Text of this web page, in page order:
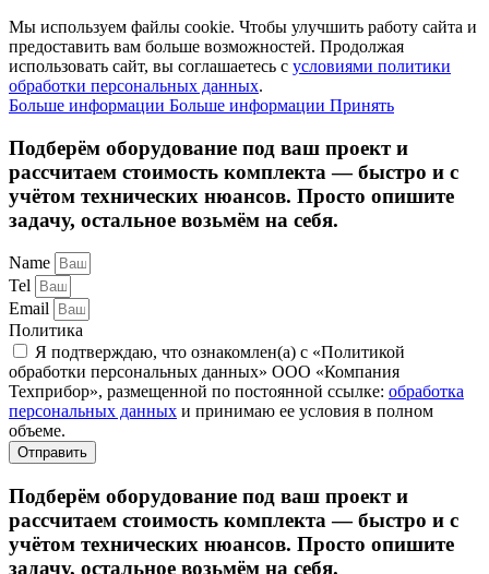
Мы используем файлы cookie. Чтобы улучшить работу сайта и
предоставить вам больше возможностей. Продолжая
использовать сайт, вы соглашаетесь с условиями политики
обработки персональных данных.
Больше информации Больше информации Принять
Подберём оборудование под ваш проект и
рассчитаем стоимость комплекта — быстро и с
учётом технических нюансов. Просто опишите
задачу, остальное возьмём на себя.
Name
Tel
Email
Политика
Я подтверждаю, что ознакомлен(а) с «Политикой
обработки персональных данных» ООО «Компания
Техприбор», размещенной по постоянной ссылке: обработка
персональных данных и принимаю ее условия в полном
объеме.
Отправить
Подберём оборудование под ваш проект и
рассчитаем стоимость комплекта — быстро и с
учётом технических нюансов. Просто опишите
задачу, остальное возьмём на себя.